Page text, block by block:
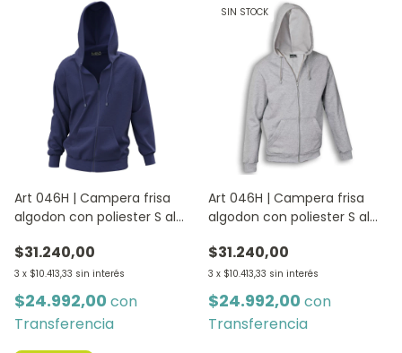
Art 046H | Campera frisa
algodon con poliester S al
$31.240,00
3 x $10.413,33 sin interés
$24.992,00 con
Transferencia
SIN STOCK
Art 046H | Campera frisa
algodon con poliester S al
$31.240,00
3 x $10.413,33 sin interés
$24.992,00 con
Transferencia